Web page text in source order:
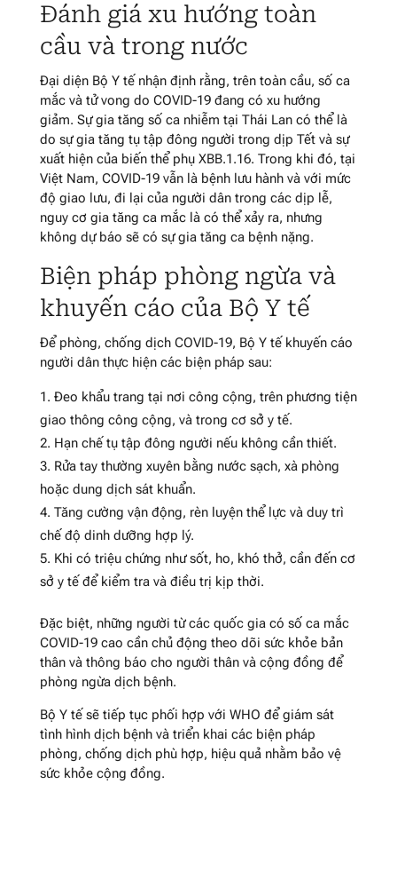
Đánh giá xu hướng toàn
cầu và trong nước
Đại diện Bộ Y tế nhận định rằng, trên toàn cầu, số ca
mắc và tử vong do COVID-19 đang có xu hướng
giảm. Sự gia tăng số ca nhiễm tại Thái Lan có thể là
do sự gia tăng tụ tập đông người trong dịp Tết và sự
xuất hiện của biến thể phụ XBB.1.16. Trong khi đó, tại
Việt Nam, COVID-19 vẫn là bệnh lưu hành và với mức
độ giao lưu, đi lại của người dân trong các dịp lễ,
nguy cơ gia tăng ca mắc là có thể xảy ra, nhưng
không dự báo sẽ có sự gia tăng ca bệnh nặng.
Biện pháp phòng ngừa và
khuyến cáo của Bộ Y tế
Để phòng, chống dịch COVID-19, Bộ Y tế khuyến cáo
người dân thực hiện các biện pháp sau:
Đeo khẩu trang tại nơi công cộng, trên phương tiện
giao thông công cộng, và trong cơ sở y tế.
Hạn chế tụ tập đông người nếu không cần thiết.
Rửa tay thường xuyên bằng nước sạch, xà phòng
hoặc dung dịch sát khuẩn.
Tăng cường vận động, rèn luyện thể lực và duy trì
chế độ dinh dưỡng hợp lý.
Khi có triệu chứng như sốt, ho, khó thở, cần đến cơ
sở y tế để kiểm tra và điều trị kịp thời.
Đặc biệt, những người từ các quốc gia có số ca mắc
COVID-19 cao cần chủ động theo dõi sức khỏe bản
thân và thông báo cho người thân và cộng đồng để
phòng ngừa dịch bệnh.
Bộ Y tế sẽ tiếp tục phối hợp với WHO để giám sát
tình hình dịch bệnh và triển khai các biện pháp
phòng, chống dịch phù hợp, hiệu quả nhằm bảo vệ
sức khỏe cộng đồng.